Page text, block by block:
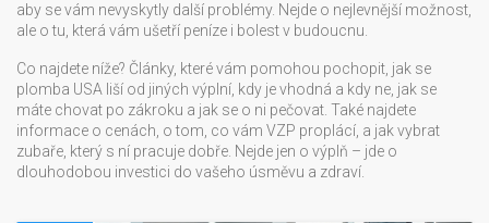
aby se vám nevyskytly další problémy. Nejde o nejlevnější možnost,
ale o tu, která vám ušetří peníze i bolest v budoucnu.
Co najdete níže? Články, které vám pomohou pochopit, jak se
plomba USA liší od jiných výplní, kdy je vhodná a kdy ne, jak se
máte chovat po zákroku a jak se o ni pečovat. Také najdete
informace o cenách, o tom, co vám VZP proplácí, a jak vybrat
zubaře, který s ní pracuje dobře. Nejde jen o výplň – jde o
dlouhodobou investici do vašeho úsměvu a zdraví.